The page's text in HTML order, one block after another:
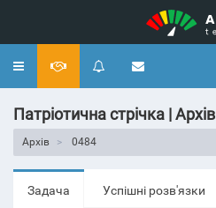
Toggle
Патріотична cтрічка | Архів
Архів 0484
Задача Успішні розв'язки